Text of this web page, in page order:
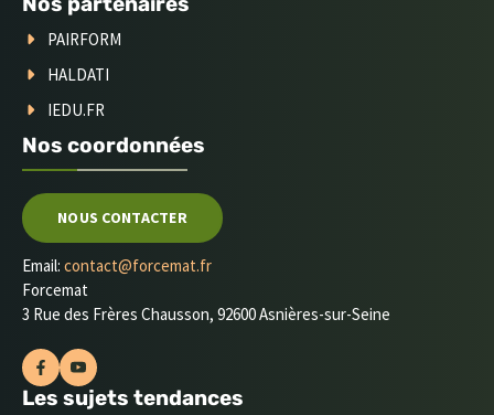
PAIRFORM
HALDATI
IEDU.FR
Nos coordonnées
NOUS CONTACTER
Email: contact@forcemat.fr
Forcemat
3 Rue des Frères Chausson, 92600 Asnières-sur-Seine
Les sujets tendances